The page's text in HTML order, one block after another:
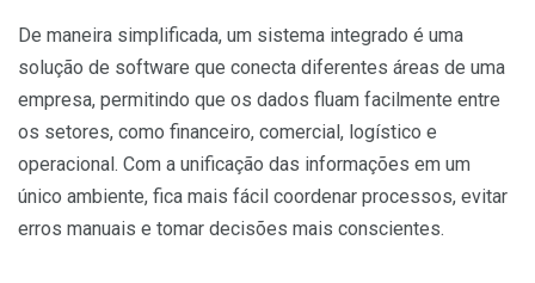
De maneira simplificada, um sistema integrado é uma
solução de software que conecta diferentes áreas de uma
empresa, permitindo que os dados fluam facilmente entre
os setores, como financeiro, comercial, logístico e
operacional. Com a unificação das informações em um
único ambiente, fica mais fácil coordenar processos, evitar
erros manuais e tomar decisões mais conscientes.